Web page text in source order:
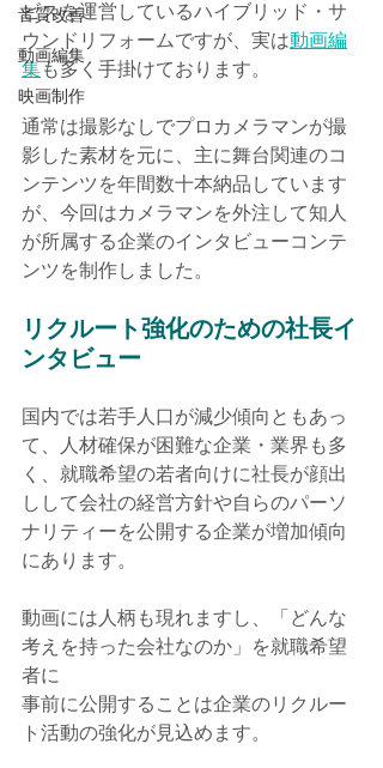
音質改善
動画編集
映画制作
ビスを運営しているハイブリッド・サ
ウンドリフォームですが、実は動画編
集も多く手掛けております。
通常は撮影なしでプロカメラマンが撮
影した素材を元に、主に舞台関連のコ
ンテンツを年間数十本納品しています
が、今回はカメラマンを外注して知人
が所属する企業のインタビューコンテ
ンツを制作しました。
リクルート強化のための社長イ
ンタビュー
国内では若手人口が減少傾向ともあっ
て、人材確保が困難な企業・業界も多
く、就職希望の若者向けに社長が顔出
しして会社の経営方針や自らのパーソ
ナリティーを公開する企業が増加傾向
にあります。
動画には人柄も現れますし、「どんな
考えを持った会社なのか」を就職希望
者に
事前に公開することは企業のリクルー
ト活動の強化が見込めます。